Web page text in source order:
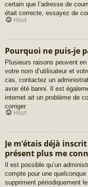
certain que l’adresse de
était correcte, essayez de
Haut
Pourquoi ne puis-je
Plusieurs raisons peuvent
votre nom d’utilisateur et
cas, contactez un
avoir été banni. Il est
internet ait un problème de
corriger.
Haut
Je m’étais déjà
présent plus me
Il est possible qu’un
compte pour une
suppriment périodiquement